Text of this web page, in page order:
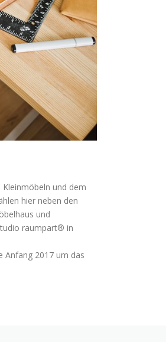
und dem
hier neben den
und
raumpart® in
Anfang 2017 um das